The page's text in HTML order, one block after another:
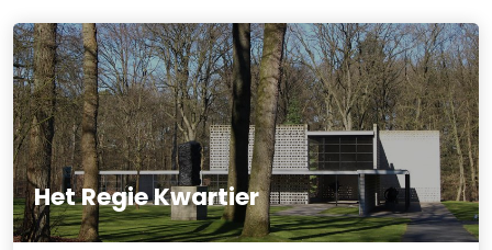
Het Regie Kwartier